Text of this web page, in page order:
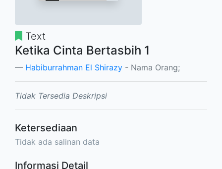
Text
Ketika Cinta Bertasbih 1
Habiburrahman El Shirazy - Nama Orang;
Tidak Tersedia Deskripsi
Ketersediaan
Tidak ada salinan data
Informasi Detail